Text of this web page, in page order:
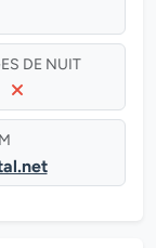
DE NUIT